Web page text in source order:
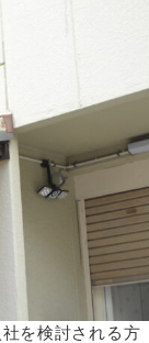
を検討される方